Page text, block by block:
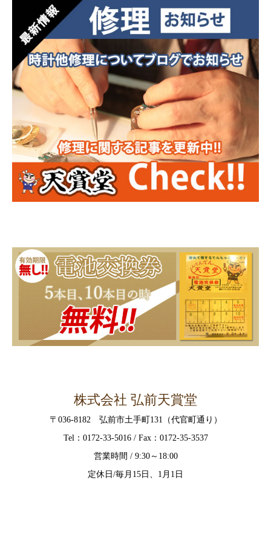
株式会社 弘前天賞堂
〒036-8182 弘前市土手町131（代官町通り）
Tel：0172‐33‐5016 / Fax：0172‐35‐3537
営業時間 / 9:30～18:00
定休日/毎月15日、1月1日